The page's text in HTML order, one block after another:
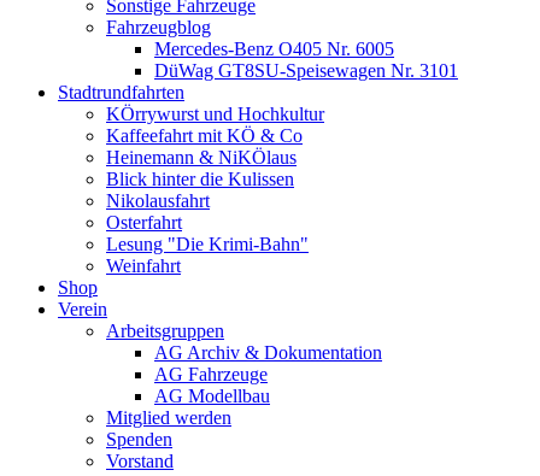
Sonstige Fahrzeuge
Fahrzeugblog
Mercedes-Benz O405 Nr. 6005
DüWag GT8SU-Speisewagen Nr. 3101
Stadtrundfahrten
KÖrrywurst und Hochkultur
Kaffeefahrt mit KÖ & Co
Heinemann & NiKÖlaus
Blick hinter die Kulissen
Nikolausfahrt
Osterfahrt
Lesung "Die Krimi-Bahn"
Weinfahrt
Shop
Verein
Arbeitsgruppen
AG Archiv & Dokumentation
AG Fahrzeuge
AG Modellbau
Mitglied werden
Spenden
Vorstand